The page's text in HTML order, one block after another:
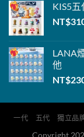
KIS5五
NT$
LANA
他
NT$
一代 五代 獨立品